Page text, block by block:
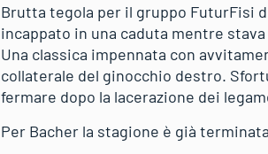
Brutta tegola per il gruppo FuturFisi
incappato in una caduta mentre
Una classica impennata con
collaterale del ginocchio destro.
fermare dopo la lacerazione dei
Per Bacher la stagione è già